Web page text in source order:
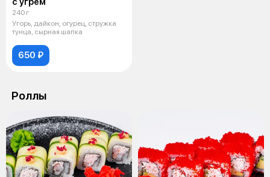
240 г
Угорь, дайкон, огурец, стружка
тунца, сырная шапка
650 ₽
Роллы